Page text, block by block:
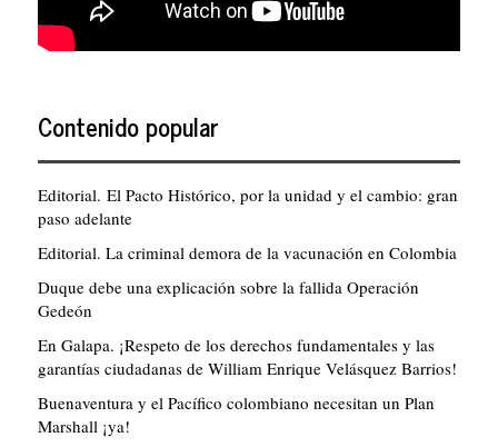
Contenido popular
Editorial. El Pacto Histórico, por la unidad y el cambio: gran
paso adelante
Editorial. La criminal demora de la vacunación en Colombia
Duque debe una explicación sobre la fallida Operación
Gedeón
En Galapa. ¡Respeto de los derechos fundamentales y las
garantías ciudadanas de William Enrique Velásquez Barrios!
Buenaventura y el Pacífico colombiano necesitan un Plan
Marshall ¡ya!